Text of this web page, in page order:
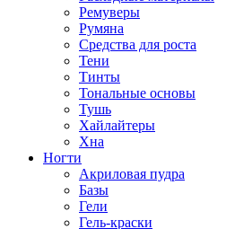
Ремуверы
Румяна
Средства для роста
Тени
Тинты
Тональные основы
Тушь
Хайлайтеры
Хна
Ногти
Акриловая пудра
Базы
Гели
Гель-краски